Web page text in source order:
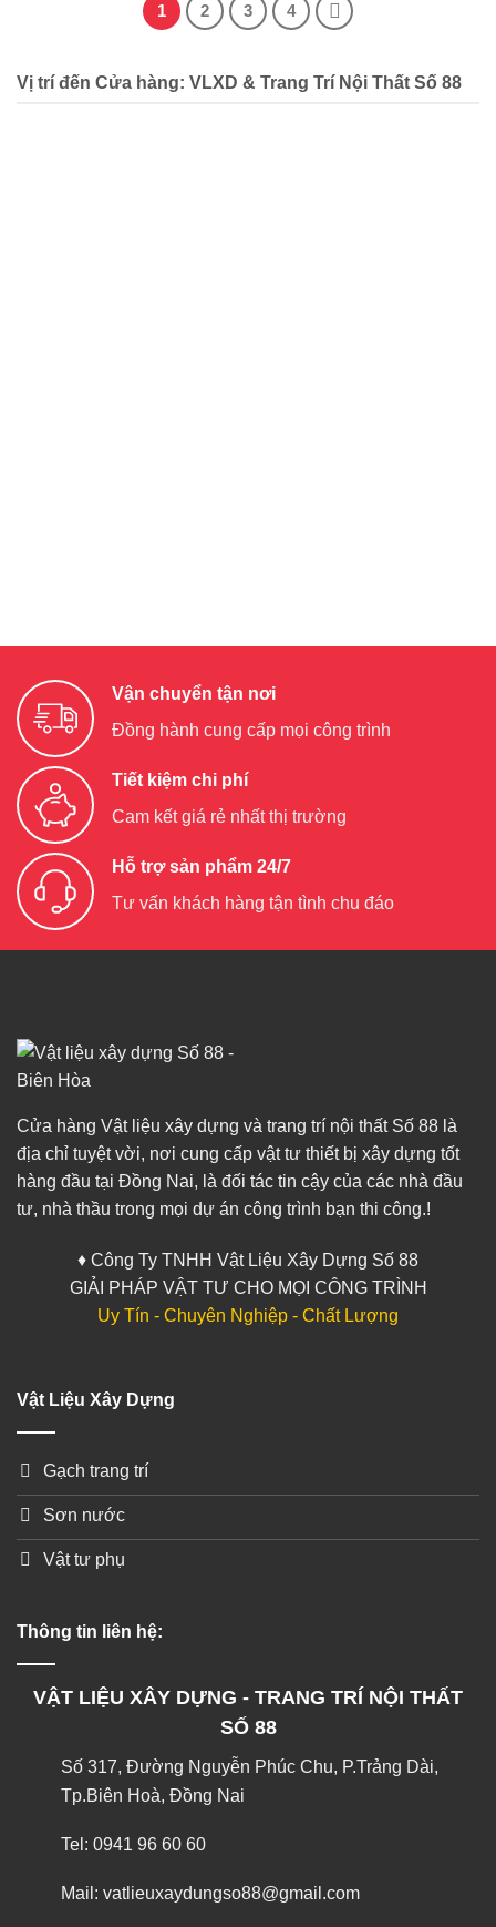
1 2 3 4
Vị trí đến Cửa hàng: VLXD & Trang Trí Nội Thất Số 88
Vận chuyển tận nơi
Đồng hành cung cấp mọi công trình
Tiết kiệm chi phí
Cam kết giá rẻ nhất thị trường
Hỗ trợ sản phẩm 24/7
Tư vấn khách hàng tận tình chu đáo
Cửa hàng Vật liệu xây dựng và trang trí nội thất Số 88 là
địa chỉ tuyệt vời, nơi cung cấp vật tư thiết bị xây dựng tốt
hàng đầu tại Đồng Nai, là đối tác tin cậy của các nhà đầu
tư, nhà thầu trong mọi dự án công trình bạn thi công.!
♦ Công Ty TNHH Vật Liệu Xây Dựng Số 88
GIẢI PHÁP VẬT TƯ CHO MỌI CÔNG TRÌNH
Uy Tín - Chuyên Nghiệp - Chất Lượng
Vật Liệu Xây Dựng
Gạch trang trí
Sơn nước
Vật tư phụ
Thông tin liên hệ:
VẬT LIỆU XÂY DỰNG - TRANG TRÍ NỘI THẤT
SỐ 88
Số 317, Đường Nguyễn Phúc Chu, P.Trảng Dài,
Tp.Biên Hoà, Đồng Nai
Tel: 0941 96 60 60
Mail: vatlieuxaydungso88@gmail.com